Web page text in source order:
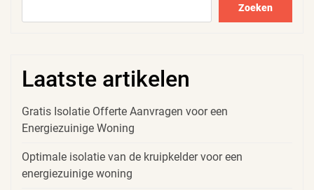
Zoeken
Laatste artikelen
Gratis Isolatie Offerte Aanvragen voor een
Energiezuinige Woning
Optimale isolatie van de kruipkelder voor een
energiezuinige woning